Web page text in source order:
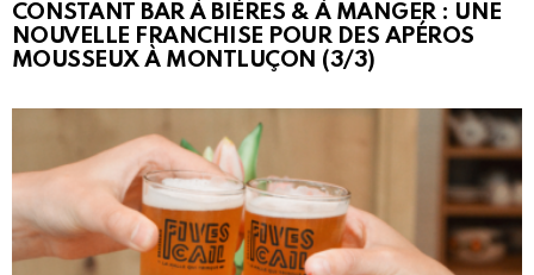
CONSTANT BAR À BIÈRES & À MANGER : UNE
NOUVELLE FRANCHISE POUR DES APÉROS
MOUSSEUX À MONTLUÇON (3/3)